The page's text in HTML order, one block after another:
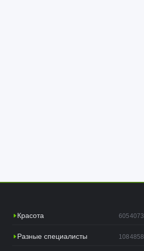
Красота 6054073
Разные специалисты 1084858